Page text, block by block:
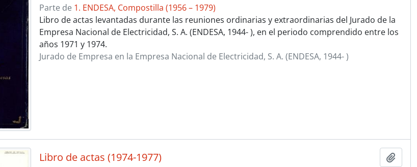
Parte de 1. ENDESA, Compostilla (1956 – 1979)
Libro de actas levantadas durante las reuniones ordinarias y extraordinarias del Jurado de la
Empresa Nacional de Electricidad, S. A. (ENDESA, 1944- ), en el periodo comprendido entre los
años 1971 y 1974.
Jurado de Empresa en la Empresa Nacional de Electricidad, S. A. (ENDESA, 1944- )
Libro de actas (1974-1977)